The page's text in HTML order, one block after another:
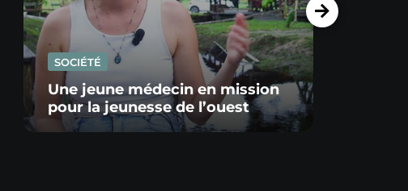
SOCIÉTÉ
Une jeune médecin en mission
pour la jeunesse de l’ouest